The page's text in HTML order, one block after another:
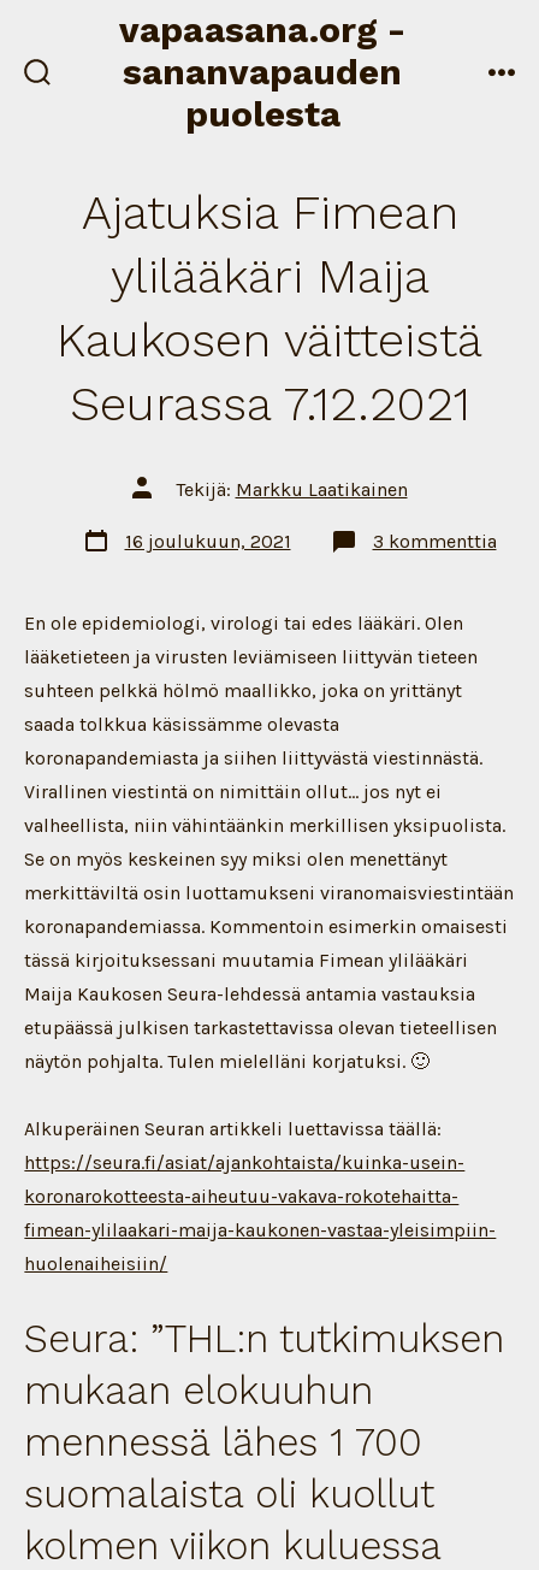
vapaasana.org -
sananvapauden
puolesta
Ajatuksia Fimean
ylilääkäri Maija
Kaukosen väitteistä
Seurassa 7.12.2021
Artikkelin
tekijä
Tekijä: Markku Laatikainen
Artikkelin
päivämäärä
16 joulukuun, 2021 3 kommenttia
En ole epidemiologi, virologi tai edes lääkäri. Olen
lääketieteen ja virusten leviämiseen liittyvän tieteen
suhteen pelkkä hölmö maallikko, joka on yrittänyt
saada tolkkua käsissämme olevasta
koronapandemiasta ja siihen liittyvästä viestinnästä.
Virallinen viestintä on nimittäin ollut… jos nyt ei
valheellista, niin vähintäänkin merkillisen yksipuolista.
Se on myös keskeinen syy miksi olen menettänyt
merkittäviltä osin luottamukseni viranomaisviestintään
koronapandemiassa. Kommentoin esimerkin omaisesti
tässä kirjoituksessani muutamia Fimean ylilääkäri
Maija Kaukosen Seura-lehdessä antamia vastauksia
etupäässä julkisen tarkastettavissa olevan tieteellisen
näytön pohjalta. Tulen mielelläni korjatuksi. 🙂
Alkuperäinen Seuran artikkeli luettavissa täällä:
https://seura.fi/asiat/ajankohtaista/kuinka-usein-
koronarokotteesta-aiheutuu-vakava-rokotehaitta-
fimean-ylilaakari-maija-kaukonen-vastaa-yleisimpiin-
huolenaiheisiin/
Seura: ”THL:n tutkimuksen
mukaan elokuuhun
mennessä lähes 1 700
suomalaista oli kuollut
kolmen viikon kuluessa